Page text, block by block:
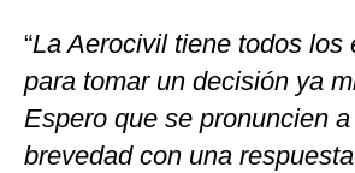
“La Aerocivil tiene todos los
para tomar un decisión ya
Espero que se pronuncien
brevedad con una